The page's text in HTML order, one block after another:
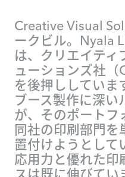
Creative Visual
ークビル。Nyala
は、クリエイティ
ューションズ社（
を後押ししていま
ブース製作に深い
が、そのポートフ
同社の印刷部門を
置付けようとして
応用力と優れた印